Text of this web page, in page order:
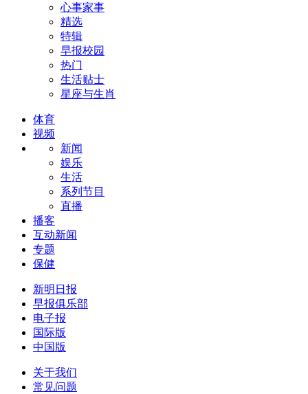
心事家事
精选
特辑
早报校园
热门
生活贴士
星座与生肖
体育
视频
新闻
娱乐
生活
系列节目
直播
播客
互动新闻
专题
保健
新明日报
早报俱乐部
电子报
国际版
中国版
关于我们
常见问题